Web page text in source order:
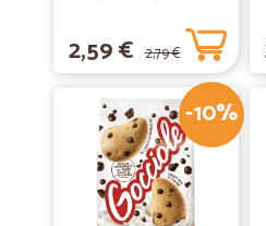
2,59 € 2,79 €
-10%